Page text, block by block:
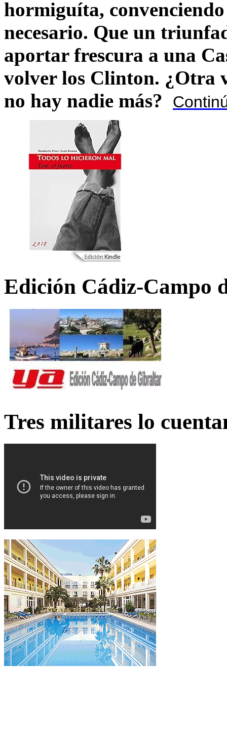
hormiguíta,
necesario. Que un
aportar frescura a una
volver los Clinton. ¿Otra
no hay nadie más?
Edición Cádiz-Campo
Tres militares lo